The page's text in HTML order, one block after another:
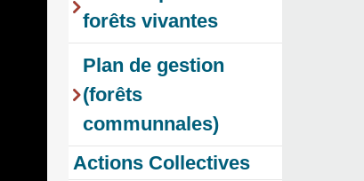
forêts vivantes
Plan de gestion
(forêts
communnales)
Actions Collectives